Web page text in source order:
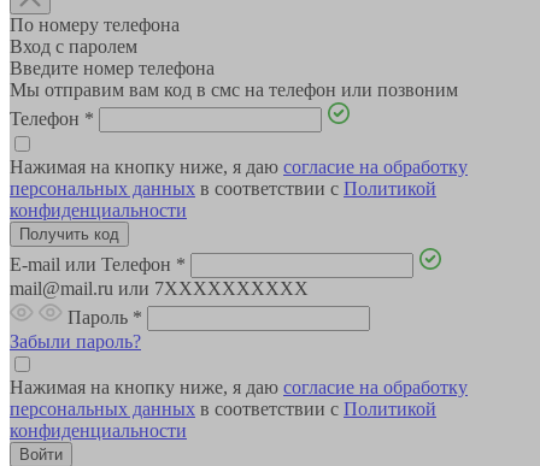
По номеру телефона
Вход с паролем
Введите номер телефона
Мы отправим вам код в смс на телефон или позвоним
Телефон *
Нажимая на кнопку ниже, я даю согласие на обработку
персональных данных в соответствии с Политикой
конфиденциальности
E-mail или Телефон *
mail@mail.ru или 7XXXXXXXXXX
Пароль *
Забыли пароль?
Нажимая на кнопку ниже, я даю согласие на обработку
персональных данных в соответствии с Политикой
конфиденциальности